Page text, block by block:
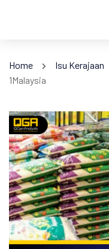
Home Isu Kerajaan
1Malaysia